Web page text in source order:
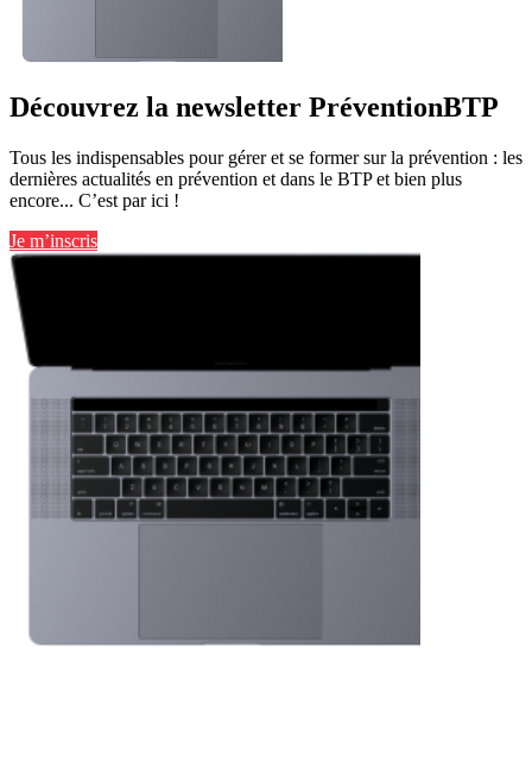
Découvrez la newsletter PréventionBTP
Tous les indispensables pour gérer et se former sur la prévention : les
dernières actualités en prévention et dans le BTP et bien plus
encore... C’est par ici !
Je m’inscris